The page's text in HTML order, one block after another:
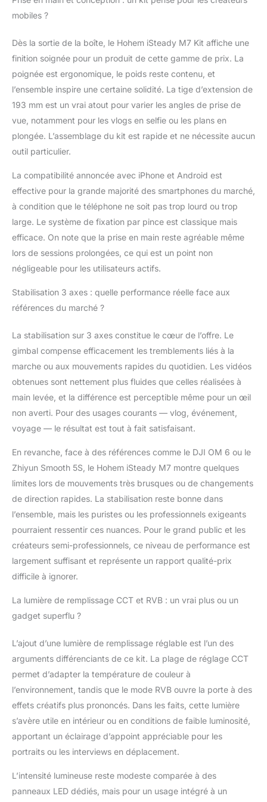
détachable. L'écran
amélioré de 1,4 pouce
plus grand est plus
facile à visualiser et à
remplissage réglable
CCT et RVB : le Hohem
iSteady M7 est équipé
RVB, qui peut être
réglée pour des
couleurs chaudes,
froides et neutres et
réglée pour des
températures de
couleur de 2700K-
6500K Poteau
d'extension intégré de
stabilisateur de cardan
ajoute une tige
d'extension intégrée de
193 mm, qui peut
simuler la vue de prise
de vue du drone à un
angle élevé et prendre
l'image de l'horizon à
un angle bas, en
avec le poteau
Charge utile plus
importante utilisable
pour plus de
smartphones : les
performances du
moteur du cardan de
l'iSteady M7 ont été
améliorées de 30 % par
à tous les téléphones
Rotation infinie à 360°
et mode ultra-large : le
stabilisateur M7 permet
un panoramique infini à
360°, un roulis de -45°
inclinaison de -50° à
-275°, ce qui facilite la
prise de vue de
merveilleuses en mode
Inception ou autre
mobiles ?
Dès la sortie de la boîte, le Hohem iSteady M7 Kit affiche une
finition soignée pour un produit de cette gamme de prix. La
poignée est ergonomique, le poids reste contenu, et
l’ensemble inspire une certaine solidité. La tige d’extension de
193 mm est un vrai atout pour varier les angles de prise de
vue, notamment pour les vlogs en selfie ou les plans en
plongée. L’assemblage du kit est rapide et ne nécessite aucun
outil particulier.
La compatibilité annoncée avec iPhone et Android est
effective pour la grande majorité des smartphones du marché,
à condition que le téléphone ne soit pas trop lourd ou trop
large. Le système de fixation par pince est classique mais
efficace. On note que la prise en main reste agréable même
lors de sessions prolongées, ce qui est un point non
négligeable pour les utilisateurs actifs.
Stabilisation 3 axes : quelle performance réelle face aux
références du marché ?
La stabilisation sur 3 axes constitue le cœur de l’offre. Le
gimbal compense efficacement les tremblements liés à la
marche ou aux mouvements rapides du quotidien. Les vidéos
obtenues sont nettement plus fluides que celles réalisées à
main levée, et la différence est perceptible même pour un œil
non averti. Pour des usages courants — vlog, événement,
voyage — le résultat est tout à fait satisfaisant.
En revanche, face à des références comme le DJI OM 6 ou le
Zhiyun Smooth 5S, le Hohem iSteady M7 montre quelques
limites lors de mouvements très brusques ou de changements
de direction rapides. La stabilisation reste bonne dans
l’ensemble, mais les puristes ou les professionnels exigeants
pourraient ressentir ces nuances. Pour le grand public et les
créateurs semi-professionnels, ce niveau de performance est
largement suffisant et représente un rapport qualité-prix
difficile à ignorer.
La lumière de remplissage CCT et RVB : un vrai plus ou un
gadget superflu ?
L’ajout d’une lumière de remplissage réglable est l’un des
arguments différenciants de ce kit. La plage de réglage CCT
permet d’adapter la température de couleur à
l’environnement, tandis que le mode RVB ouvre la porte à des
effets créatifs plus prononcés. Dans les faits, cette lumière
s’avère utile en intérieur ou en conditions de faible luminosité,
apportant un éclairage d’appoint appréciable pour les
portraits ou les interviews en déplacement.
L’intensité lumineuse reste modeste comparée à des
panneaux LED dédiés, mais pour un usage intégré à un